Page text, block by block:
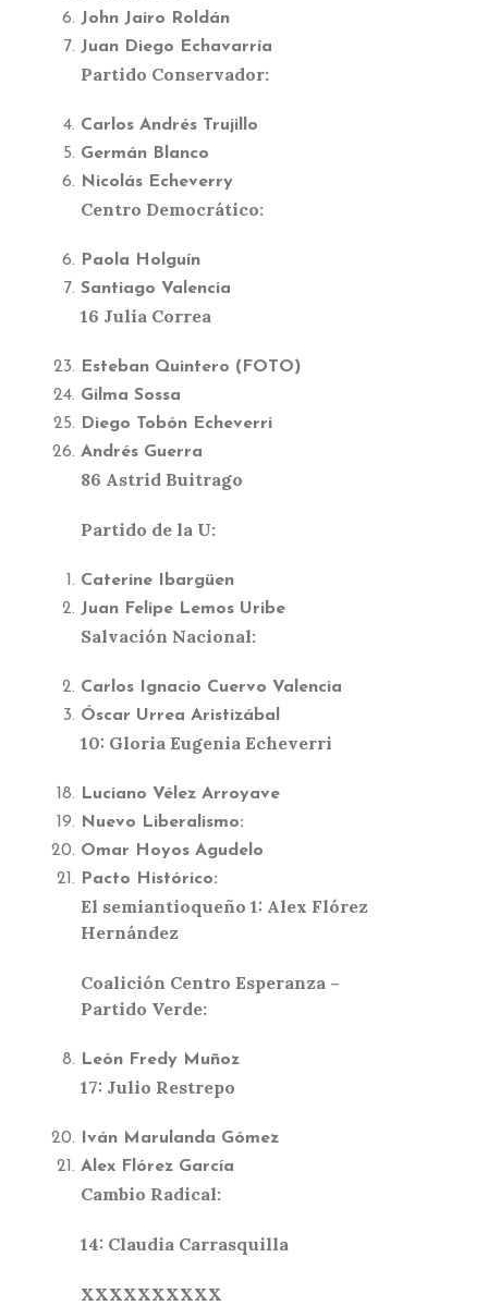
John Jairo Roldán
Juan Diego Echavarría
Partido Conservador:
Carlos Andrés Trujillo
Germán Blanco
Nicolás Echeverry
Centro Democrático:
Paola Holguín
Santiago Valencia
16 Julia Correa
Esteban Quintero (FOTO)
Gilma Sossa
Diego Tobón Echeverri
Andrés Guerra
86 Astrid Buitrago
Partido de la U:
Caterine Ibargüen
Juan Felipe Lemos Uribe
Salvación Nacional:
Carlos Ignacio Cuervo Valencia
Óscar Urrea Aristizábal
10: Gloria Eugenia Echeverri
Luciano Vélez Arroyave
Nuevo Liberalismo:
Omar Hoyos Agudelo
Pacto Histórico:
El semiantioqueño 1: Alex Flórez
Hernández
Coalición Centro Esperanza –
Partido Verde:
León Fredy Muñoz
17: Julio Restrepo
Iván Marulanda Gómez
Alex Flórez García
Cambio Radical:
14: Claudia Carrasquilla
XXXXXXXXXX